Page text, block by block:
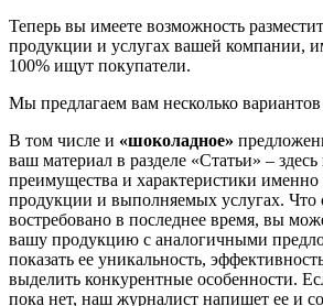
Теперь вы имеете возможность
продукции и услугах вашей компании,
100% ищут покупатели.
Мы предлагаем вам несколько
В том числе и «шоколадное»
ваш материал в разделе «Статьи» –
преимущества и характеристики
продукции и выполняемых услугах. Что
востребовано в последнее время, вы
вашу продукцию с аналогичными
показать ее уникальность,
выделить конкурентные особенности.
пока нет, наш журналист напишет ее и